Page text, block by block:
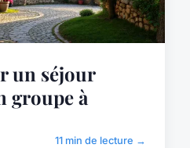
un séjour
groupe à
11 min de lecture →